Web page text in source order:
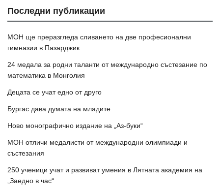
Последни публикации
МОН ще преразгледа сливането на две професионални
гимназии в Пазарджик
24 медала за родни таланти от международно състезание по
математика в Монголия
Децата се учат едно от друго
Бургас дава думата на младите
Ново монографично издание на „Аз-буки“
МОН отличи медалисти от международни олимпиади и
състезания
250 ученици учат и развиват умения в Лятната академия на
„Заедно в час“